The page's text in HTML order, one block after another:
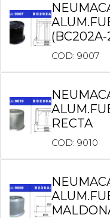
COD: 9007
RECTA
COD: 9010